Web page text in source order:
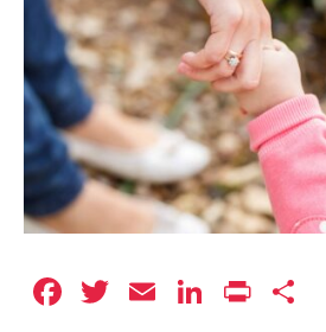
Facebook
Twitter
EmailLinkedIn
Print